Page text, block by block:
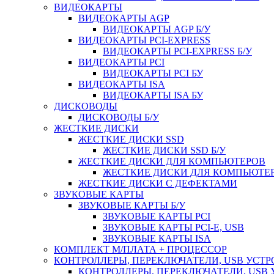
ВИДЕОКАРТЫ
ВИДЕОКАРТЫ AGP
ВИДЕОКАРТЫ AGP Б/У
ВИДЕОКАРТЫ PCI-EXPRESS
ВИДЕОКАРТЫ PCI-EXPRESS Б/У
ВИДЕОКАРТЫ PCI
ВИДЕОКАРТЫ PCI БУ
ВИДЕОКАРТЫ ISA
ВИДЕОКАРТЫ ISA БУ
ДИСКОВОДЫ
ДИСКОВОДЫ Б/У
ЖЕСТКИЕ ДИСКИ
ЖЕСТКИЕ ДИСКИ SSD
ЖЕСТКИЕ ДИСКИ SSD Б/У
ЖЕСТКИЕ ДИСКИ ДЛЯ КОМПЬЮТЕРОВ
ЖЕСТКИЕ ДИСКИ ДЛЯ
ЖЕСТКИЕ ДИСКИ С ДЕФЕКТАМИ
ЗВУКОВЫЕ КАРТЫ
ЗВУКОВЫЕ КАРТЫ Б/У
ЗВУКОВЫЕ КАРТЫ PCI
ЗВУКОВЫЕ КАРТЫ PCI-E, USB
ЗВУКОВЫЕ КАРТЫ ISA
КОМПЛЕКТ М/ПЛАТА + ПРОЦЕССОР
КОНТРОЛЛЕРЫ, ПЕРЕКЛЮЧАТЕЛИ, USB
КОНТРОЛЛЕРЫ, ПЕРЕКЛЮЧАТЕЛИ, USB